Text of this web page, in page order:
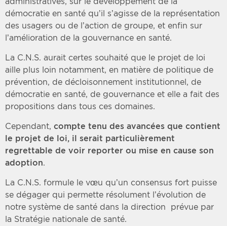
démocratie en santé qu’il s’agisse de la représentation
des usagers ou de l’action de groupe, et enfin sur
l’amélioration de la gouvernance en santé.
La C.N.S. aurait certes souhaité que le projet de loi
aille plus loin notamment, en matière de politique de
prévention, de décloisonnement institutionnel, de
démocratie en santé, de gouvernance et elle a fait des
propositions dans tous ces domaines.
Cependant, compte tenu des avancées que contient
le projet de loi, il serait particulièrement
regrettable de voir reporter ou mise en cause son
adoption.
La C.N.S. formule le vœu qu’un consensus fort puisse
se dégager qui permette résolument l’évolution de
notre système de santé dans la direction prévue par
la Stratégie nationale de santé.